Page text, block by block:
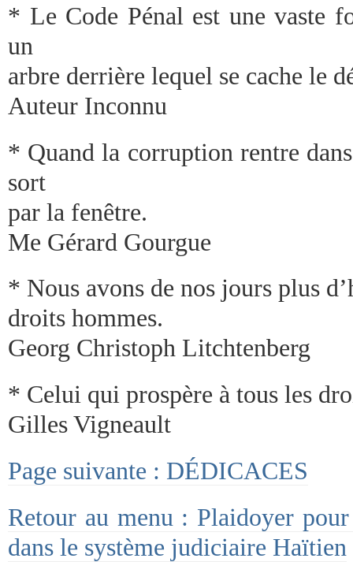
* Le Code Pénal est une vaste
un
arbre derrière lequel se cache le
Auteur Inconnu
* Quand la corruption rentre
sort
par la fenêtre.
Me Gérard Gourgue
* Nous avons de nos jours plus
droits hommes.
Georg Christoph Litchtenberg
* Celui qui prospère à tous les
Gilles Vigneault
Page suivante : DÉDICACES
Retour au menu : Plaidoyer
dans le système judiciaire Haïtien